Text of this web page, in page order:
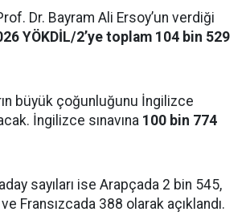
Dr. Bayram Ali Ersoy’un verdiği
YÖKDİL/2’ye toplam 104 bin 529
büyük çoğunluğunu İngilizce
İngilizce sınavına 100 bin 774
sayıları ise Arapçada 2 bin 545,
Fransızcada 388 olarak açıklandı.